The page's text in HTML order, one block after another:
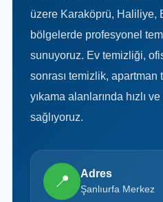
üzere Karaköprü, Haliliye,
bölgelerde profesyonel
sunuyoruz. Ev temizliği,
sonrası temizlik,
yıkama alanlarında hızlı
sağlıyoruz.
📍 Adres
Şanlıurfa Merkez